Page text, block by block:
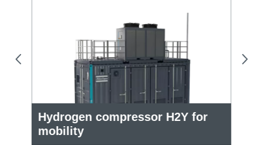
Hydrogen compressor H2Y for
mobility